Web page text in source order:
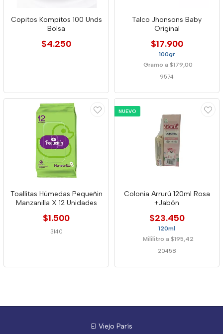
Copitos Kompitos 100 Unds
Bolsa
$4.250
Talco Jhonsons Baby
Original
$17.900
100gr
Gramo a $179,00
9574
Toallitas Húmedas Pequeñin
Manzanilla X 12 Unidades
$1.500
3140
NUEVO
Colonia Arrurú 120ml Rosa
+Jabón
$23.450
120ml
Mililitro a $195,42
20458
El Viejo París